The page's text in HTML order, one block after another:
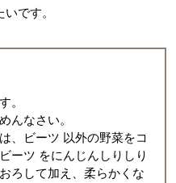
です。
。
んなさい。
、ビーツ 以外の野菜をコ
ーツ をにんじんしりしり
ろして加え、柔らかくな